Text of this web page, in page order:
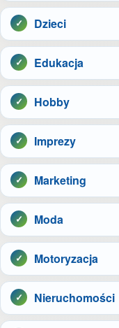
Dzieci
Edukacja
Hobby
Imprezy
Marketing
Moda
Motoryzacja
Nieruchomości